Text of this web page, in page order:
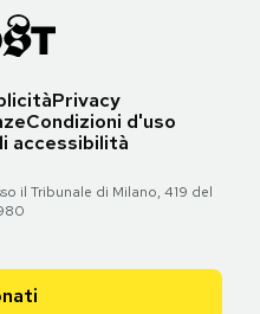
Privacy
Condizioni d'uso
accessibilità
il Tribunale di Milano, 419 del